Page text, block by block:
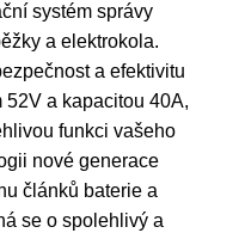
systém správy
a elektrokola.
a efektivitu
52V a kapacitou 40A,
funkci vašeho
nové generace
článků baterie a
se o spolehlivý a